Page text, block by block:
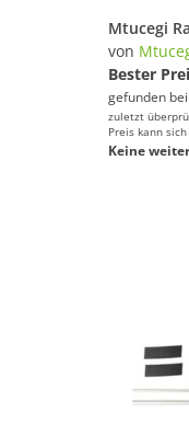
von
Bester
gefunden bei
zuletzt
Preis kann
Keine